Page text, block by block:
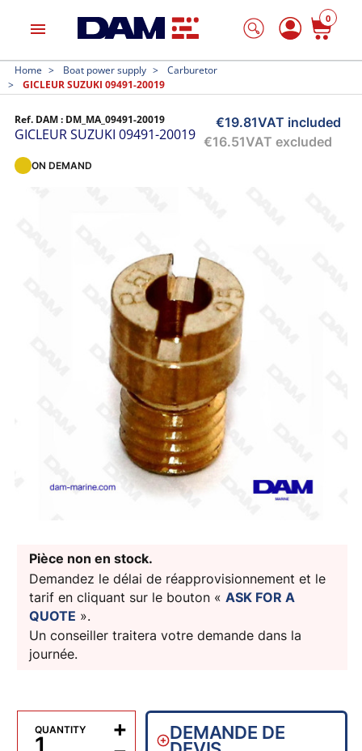
menu
0
Home Boat power supply
Carburetor
GICLEUR SUZUKI 09491-20019
Ref. DAM : DM_MA_09491-20019
GICLEUR SUZUKI 09491-20019
€19.81VAT included
€16.51VAT excluded
ON DEMAND
Pièce non en stock.
Demandez le délai de réapprovisionnement et le
tarif en cliquant sur le bouton « ASK FOR A
QUOTE ».
Un conseiller traitera votre demande dans la
journée.
QUANTITY + DEMANDE DE